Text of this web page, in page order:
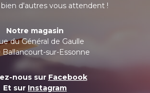
d'autres vous attendent !
Notre magasin
du Général de Gaulle
Ballancourt-sur-Essonne
nous sur Facebook
Et sur Instagram